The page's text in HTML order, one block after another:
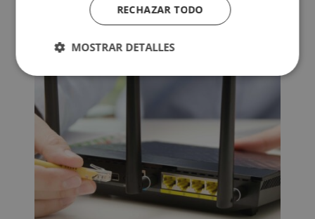
RECHAZAR TODO
MOSTRAR DETALLES